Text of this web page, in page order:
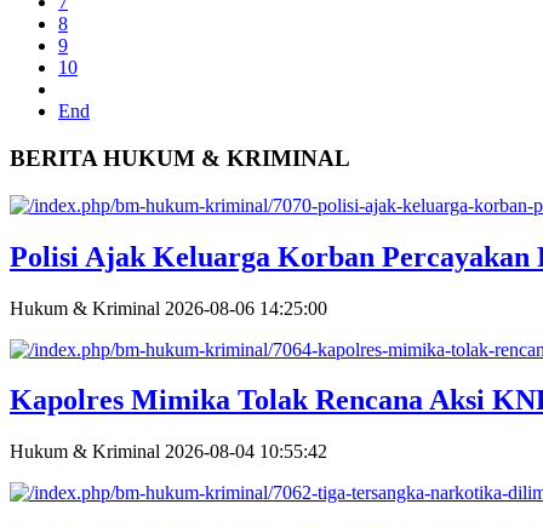
8
9
10
End
BERITA HUKUM & KRIMINAL
Polisi Ajak Keluarga Korban Percayakan
Hukum & Kriminal 2026-08-06 14:25:00
Kapolres Mimika Tolak Rencana Aksi
Hukum & Kriminal 2026-08-04 10:55:42